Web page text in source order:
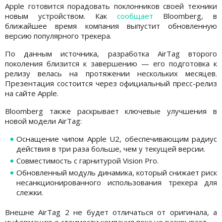
Apple готовится порадовать поклонников своей техники
новым устройством. Как сообщает Bloomberg, в
ближайшее время компания выпустит обновленную
версию популярного трекера.
По данным источника, разработка AirTag второго
поколения близится к завершению — его подготовка к
релизу велась на протяжении нескольких месяцев.
Презентация состоится через официальный пресс-релиз
на сайте Apple.
Bloomberg также раскрывает ключевые улучшения в
новой модели AirTag:
Оснащение чипом Apple U2, обеспечивающим радиус
действия в три раза больше, чем у текущей версии.
Совместимость с гарнитурой Vision Pro.
Обновленный модуль динамика, который снижает риск
несанкционированного использования трекера для
слежки.
Внешне AirTag 2 не будет отличаться от оригинала, а